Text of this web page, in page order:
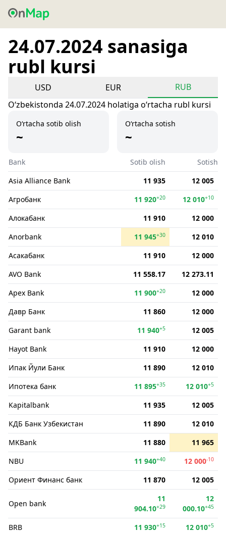
24.07.2024 sanasiga
rubl kursi
USD EUR
RUB
Oʻzbekistonda 24.07.2024 holatiga oʻrtacha rubl kursi
O‘rtacha sotib olish
~
O‘rtacha sotish
~
Bank Sotib olish
Sotish
Asia Alliance Bank
11 935
12 005
Агробанк
11 920+20 12 010+10
Алокабанк 11 910
12 000
Anorbank
11 945+30
12 010
Асакабанк
11 910
12 000
AVO Bank
11 558.17
12 273.11
Apex Bank
11 900+20
12 000
Давр Банк
11 860
12 000
Garant bank
11 940+5
12 005
Hayot Bank
11 910
12 000
Ипак Йули Банк
11 890
12 010
Ипотека банк
11 895+35 12 010+5
Kapitalbank 11 935
12 005
КДБ Банк Узбекистан
11 890
12 010
MKBank
11 880
11 965
NBU
11 940+40 12 000-10
Ориент Финанс банк 11 870 12 005
Open bank
11
904.10+29
12
000.10+45
BRB 11 930+15 12 010+5